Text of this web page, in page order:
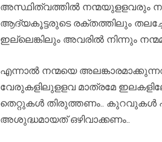
അസ്ഥിത്വത്തില്‍ നന്മയുളളവരും
ആദ്യകൂട്ടരുടെ രക്തത്തിലും
ഇല്ലെങ്കിലും അവരില്‍ നിന്നും
എന്നാല്‍ നന്മയെ
വേരുകളിലുളളവ മാത്രമേ
തെറ്റുകള്‍ തിരുത്തണം.. കുറവുകള്‍
അശുദ്ധമായത് ഒഴിവാക്കണം..